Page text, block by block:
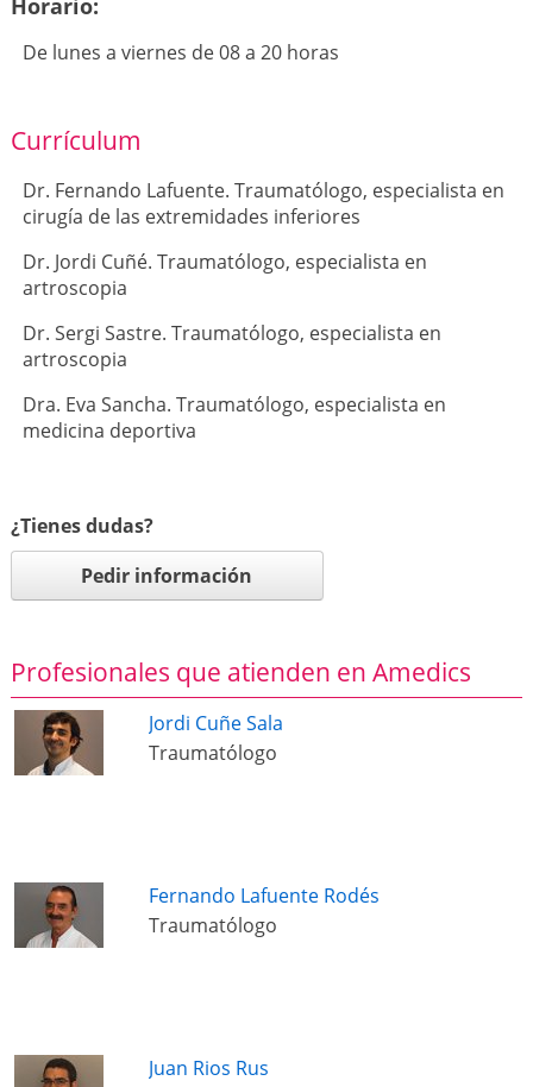
Horario:
De lunes a viernes de 08 a 20 horas
Currículum
Dr. Fernando Lafuente. Traumatólogo, especialista en
cirugía de las extremidades inferiores
Dr. Jordi Cuñé. Traumatólogo, especialista en
artroscopia
Dr. Sergi Sastre. Traumatólogo, especialista en
artroscopia
Dra. Eva Sancha. Traumatólogo, especialista en
medicina deportiva
¿Tienes dudas?
Pedir información
Profesionales que atienden en Amedics
Jordi Cuñe Sala
Traumatólogo
Fernando Lafuente Rodés
Traumatólogo
Juan Rios Rus